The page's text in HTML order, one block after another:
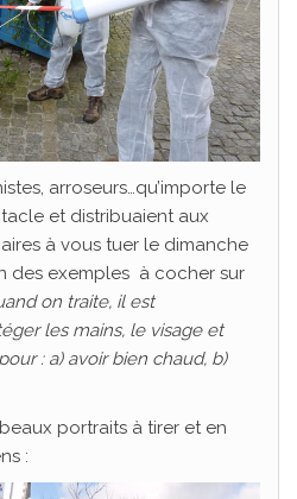
arroseurs…qu’importe le
et distribuaient aux
à vous tuer le dimanche
des exemples à cocher sur
on traite, il est
les mains, le visage et
: a) avoir bien chaud, b)
portraits à tirer et en
: